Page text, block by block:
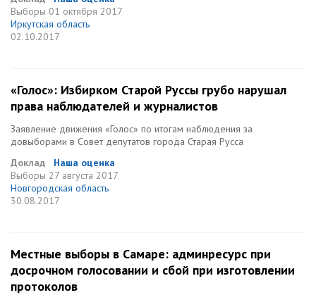
Выборы 01 октября 2017
Иркутская область
02.10.2017
«Голос»: Избирком Старой Руссы грубо нарушал
права наблюдателей и журналистов
Заявление движения «Голос» по итогам наблюдения за
довыборами в Совет депутатов города Старая Русса
Доклад
Наша оценка
Выборы 27 августа 2017
Новгородская область
30.08.2017
Местные выборы в Самаре: админресурс при
досрочном голосовании и сбой при изготовлении
протоколов